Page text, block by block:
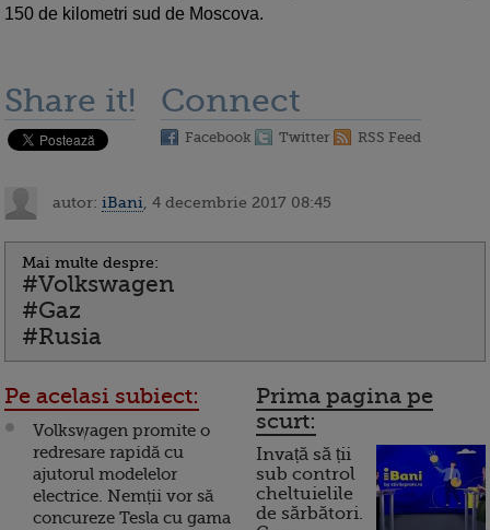
150 de kilometri sud de Moscova.
Share it! Connect
Facebook Twitter RSS Feed
autor: iBani , 4 decembrie 2017 08:45
Mai multe despre:
#Volkswagen
#Gaz
#Rusia
Pe acelasi subiect:
Volkswagen promite o
redresare rapidă cu
ajutorul modelelor
electrice. Nemții vor să
concureze Tesla cu gama
Prima pagina pe
scurt:
Invață să ții
sub control
cheltuielile
de sărbători.